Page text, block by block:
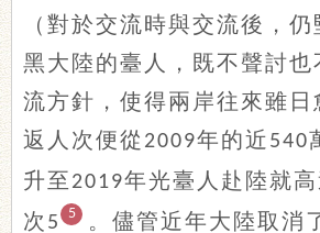
（對於交流時與交流後，
黑大陸的臺人，既不聲討也
流方針，使得兩岸往來雖日
返人次便從 2009年的近 540
升至 2019年光臺人赴陸就高
次 5 5
。儘管近年大陸取消